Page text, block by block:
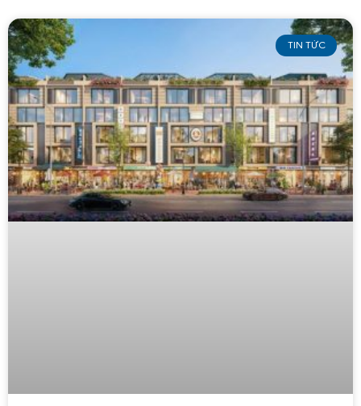
TIN TỨC